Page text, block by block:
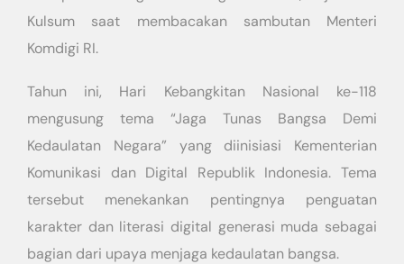
Kulsum saat membacakan sambutan Menteri
Komdigi RI.
Tahun ini, Hari Kebangkitan Nasional ke-118
mengusung tema “Jaga Tunas Bangsa Demi
Kedaulatan Negara” yang diinisiasi Kementerian
Komunikasi dan Digital Republik Indonesia. Tema
tersebut menekankan pentingnya penguatan
karakter dan literasi digital generasi muda sebagai
bagian dari upaya menjaga kedaulatan bangsa.